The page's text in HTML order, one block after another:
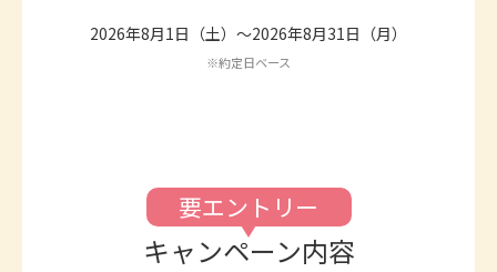
2026年8月1日（土）～2026年8月31日（月）
※約定日ベース
要エントリー
キャンペーン内容